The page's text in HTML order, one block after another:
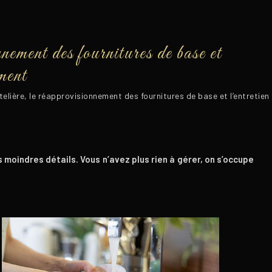
des fournitures de base et
le réapprovisionnement des fournitures de base et l’entretien
détails. Vous n’avez plus rien à gérer, on s’occupe